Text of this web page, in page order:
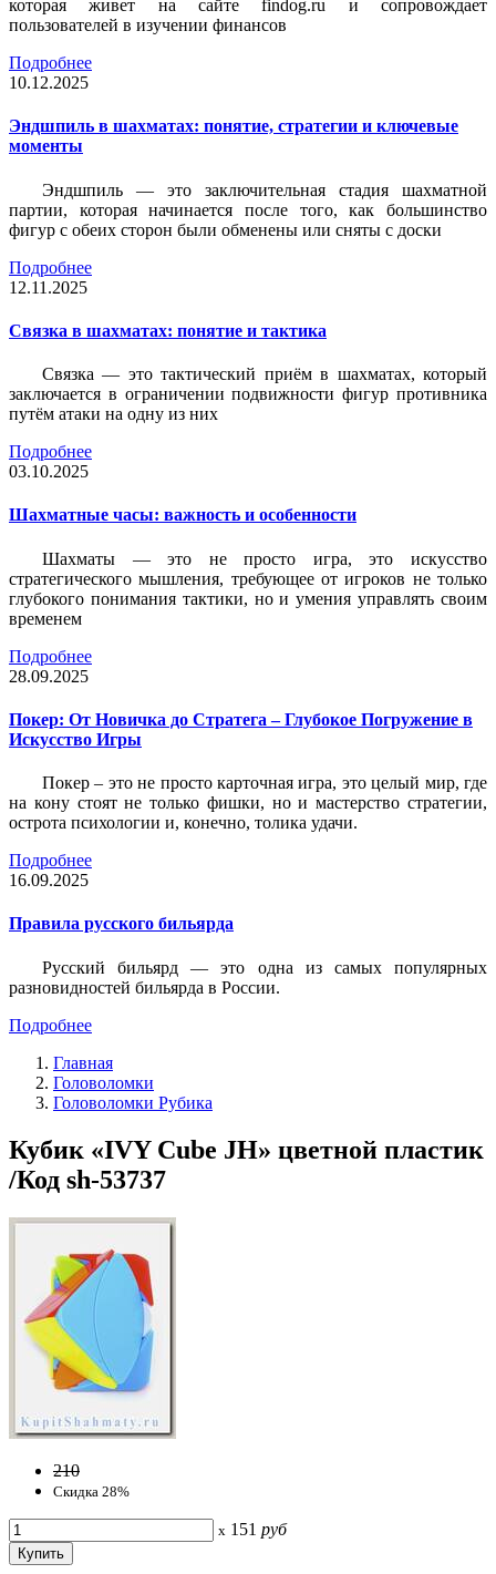
которая живет на сайте findog.ru и сопровождает
пользователей в изучении финансов
Подробнее
10.12.2025
Эндшпиль в шахматах: понятие, стратегии и ключевые
моменты
Эндшпиль — это заключительная стадия шахматной
партии, которая начинается после того, как большинство
фигур с обеих сторон были обменены или сняты с доски
Подробнее
12.11.2025
Связка в шахматах: понятие и тактика
Связка — это тактический приём в шахматах, который
заключается в ограничении подвижности фигур противника
путём атаки на одну из них
Подробнее
03.10.2025
Шахматные часы: важность и особенности
Шахматы — это не просто игра, это искусство
стратегического мышления, требующее от игроков не только
глубокого понимания тактики, но и умения управлять своим
временем
Подробнее
28.09.2025
Покер: От Новичка до Стратега – Глубокое Погружение в
Искусство Игры
Покер – это не просто карточная игра, это целый мир, где
на кону стоят не только фишки, но и мастерство стратегии,
острота психологии и, конечно, толика удачи.
Подробнее
16.09.2025
Правила русского бильярда
Русский бильярд — это одна из самых популярных
разновидностей бильярда в России.
Подробнее
Главная
Головоломки
Головоломки Рубика
Кубик «IVY Cube JH» цветной пластик
/Код sh-53737
210
Скидка 28%
x 151 руб